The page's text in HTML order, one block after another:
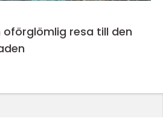
oförglömlig resa till den